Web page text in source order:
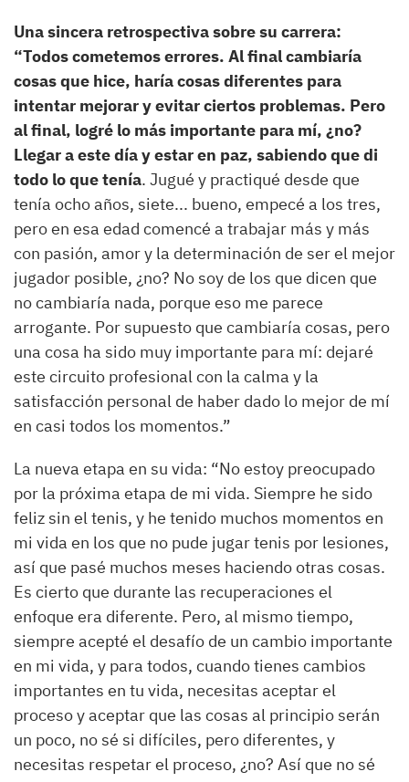
Una sincera retrospectiva sobre su carrera:
“Todos cometemos errores. Al final cambiaría
cosas que hice, haría cosas diferentes para
intentar mejorar y evitar ciertos problemas. Pero
al final, logré lo más importante para mí, ¿no?
Llegar a este día y estar en paz, sabiendo que di
todo lo que tenía. Jugué y practiqué desde que
tenía ocho años, siete... bueno, empecé a los tres,
pero en esa edad comencé a trabajar más y más
con pasión, amor y la determinación de ser el mejor
jugador posible, ¿no? No soy de los que dicen que
no cambiaría nada, porque eso me parece
arrogante. Por supuesto que cambiaría cosas, pero
una cosa ha sido muy importante para mí: dejaré
este circuito profesional con la calma y la
satisfacción personal de haber dado lo mejor de mí
en casi todos los momentos.”
La nueva etapa en su vida: “No estoy preocupado
por la próxima etapa de mi vida. Siempre he sido
feliz sin el tenis, y he tenido muchos momentos en
mi vida en los que no pude jugar tenis por lesiones,
así que pasé muchos meses haciendo otras cosas.
Es cierto que durante las recuperaciones el
enfoque era diferente. Pero, al mismo tiempo,
siempre acepté el desafío de un cambio importante
en mi vida, y para todos, cuando tienes cambios
importantes en tu vida, necesitas aceptar el
proceso y aceptar que las cosas al principio serán
un poco, no sé si difíciles, pero diferentes, y
necesitas respetar el proceso, ¿no? Así que no sé